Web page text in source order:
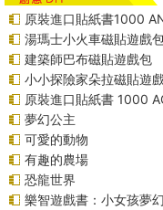
原裝進口貼紙書1000
湯瑪士小火車磁貼遊戲
建築師巴布磁貼遊戲包
小小探險家朵拉磁貼遊
原裝進口貼紙書 1000
夢幻公主
可愛的動物
有趣的農場
恐龍世界
樂智遊戲書：小女孩夢